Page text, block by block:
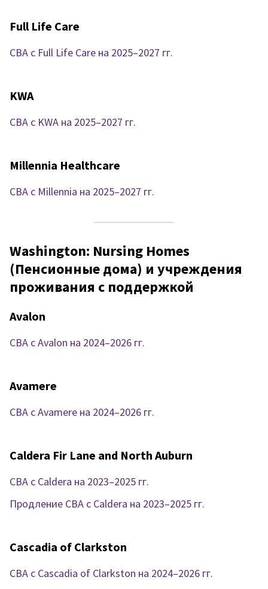
Full Life Care
CBA с Full Life Care на 2025–2027 гг.
KWA
CBA с KWA на 2025–2027 гг.
Millennia Healthcare
CBA с Millennia на 2025–2027 гг.
Washington: Nursing Homes
(Пенсионные дома) и учреждения
проживания с поддержкой
Avalon
CBA с Avalon на 2024–2026 гг.
Avamere
CBA с Avamere на 2024–2026 гг.
Caldera Fir Lane and North Auburn
CBA с Caldera на 2023–2025 гг.
Продление CBA с Caldera на 2023–2025 гг.
Cascadia of Clarkston
CBA с Cascadia of Clarkston на 2024–2026 гг.